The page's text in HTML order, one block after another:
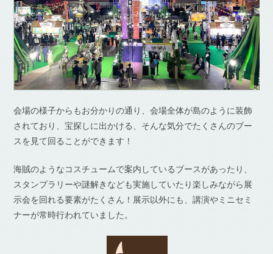
会場の様子からもお分かりの通り、会場全体が島のように装飾
されており、宝探しに出かける、そんな気分でたくさんのブー
スを見て回ることができます！
海賊のようなコスチュームで案内しているブースがあったり、
スタンプラリーや謎解きなども実施していたり楽しみながら展
示会を回れる要素がたくさん！展示以外にも、講演やミニセミ
ナーが常時行われていました。